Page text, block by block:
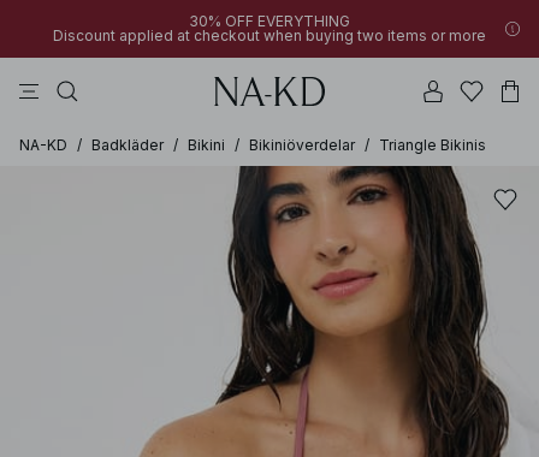
30% OFF EVERYTHING
Discount applied at checkout when buying two items or more
NA-KD / Badkläder / Bikini / Bikiniöverdelar / Triangle Bikinis